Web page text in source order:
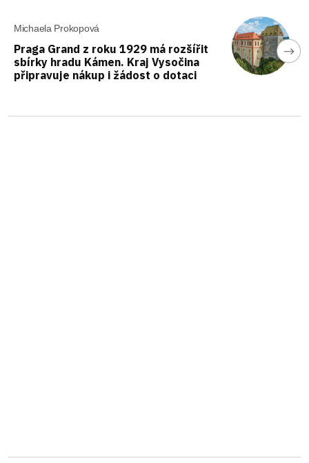
Michaela Prokopová
Praga Grand z roku 1929 má rozšířit
sbírky hradu Kámen. Kraj Vysočina
připravuje nákup i žádost o dotaci